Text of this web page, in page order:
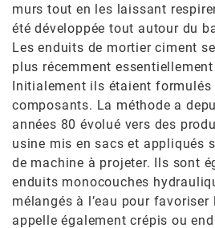
murs tout en les laissant
été développée tout autour du
Les enduits de mortier ciment
plus récemment essentiellement
Initialement ils étaient formulés
composants. La méthode a
années 80 évolué vers des
usine mis en sacs et appliqués
de machine à projeter. Ils sont
enduits monocouches
mélangés à l’eau pour favoriser
appelle également crépis ou